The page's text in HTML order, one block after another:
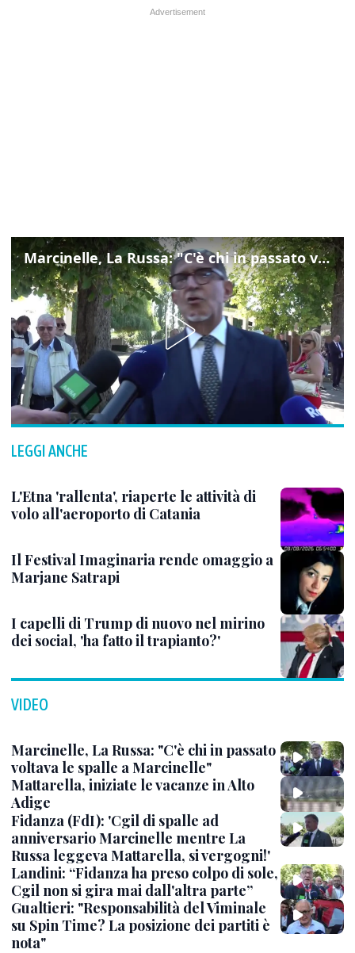
Marcinelle, La Russa: "C'è chi in passato voltava le spalle a Marcinelle"
LEGGI ANCHE
L'Etna 'rallenta', riaperte le attività di
volo all'aeroporto di Catania
Il Festival Imaginaria rende omaggio a
Marjane Satrapi
I capelli di Trump di nuovo nel mirino
dei social, 'ha fatto il trapianto?'
VIDEO
Marcinelle, La Russa: "C'è chi in passato
voltava le spalle a Marcinelle"
Mattarella, iniziate le vacanze in Alto
Adige
Fidanza (FdI): 'Cgil di spalle ad
anniversario Marcinelle mentre La
Russa leggeva Mattarella, si vergogni!'
Landini: “Fidanza ha preso colpo di sole,
Cgil non si gira mai dall'altra parte”
Gualtieri: "Responsabilità del Viminale
su Spin Time? La posizione dei partiti è
nota"